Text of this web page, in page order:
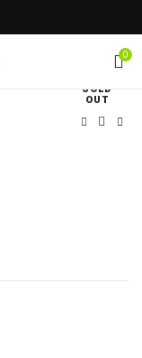
0
SOLD
OUT